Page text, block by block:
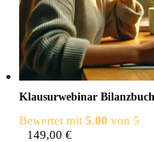
Klau­sur­web­i­nar
Bewertet mit 5.00 von 5
149,00 €